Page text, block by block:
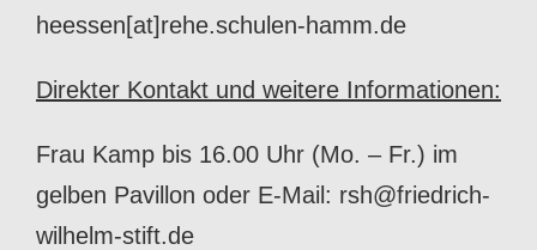
heessen[at]rehe.schulen-hamm.de
Direkter Kontakt und weitere Informationen:
Frau Kamp bis 16.00 Uhr (Mo. – Fr.) im
gelben Pavillon oder E-Mail: rsh@friedrich-
wilhelm-stift.de